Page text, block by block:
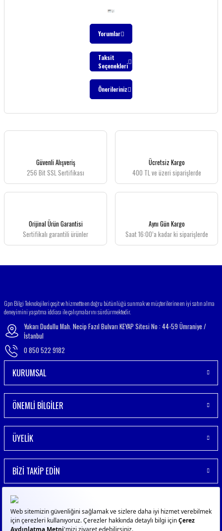
Yorumlar
Bu ürüne ilk
yorumu siz
yapın!
Taksit
Seçenekleri
Önerileriniz
gördüğünüz
noktaları
iletebilirsiniz.
için
Ürün resmi
veya
açıklamasında
Ürün
bulunuyor.
diğer
sitelerden
farklı
alternatifler
olmalı.
Güvenli Alışveriş
256 Bit SSL Sertifikası
Ücretsiz Kargo
400 TL ve üzeri siparişlerde
Orijinal Ürün Garantisi
Sertifikalı garantili ürünler
Aynı Gün Kargo
Saat 16:00’a kadar ki siparişlerde
Gpn Bilgi Teknolojileri çeşit ve hizmette en doğru bütünlüğü sunmak ve müşterilerine en iyi satın alma
deneyimini yaşatma iddiası ile çalışmalarını sürdürmektedir.
Yukarı Dudullu Mah. Necip Fazıl Bulvarı KEYAP Sitesi No : 44-59 Ümraniye /
İstanbul
0 850 522 9182
KURUMSAL
ÖNEMLİ BİLGİLER
ÜYELİK
BİZİ TAKİP EDİN